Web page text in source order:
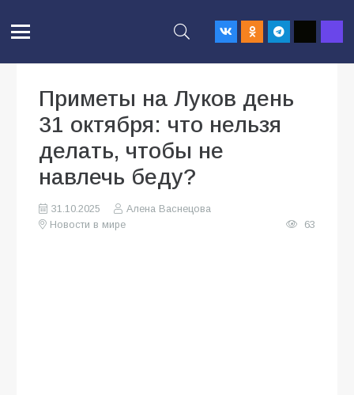
Приметы на Луков день
31 октября: что нельзя
делать, чтобы не
навлечь беду?
31.10.2025
Алена Васнецова
Новости в мире
63